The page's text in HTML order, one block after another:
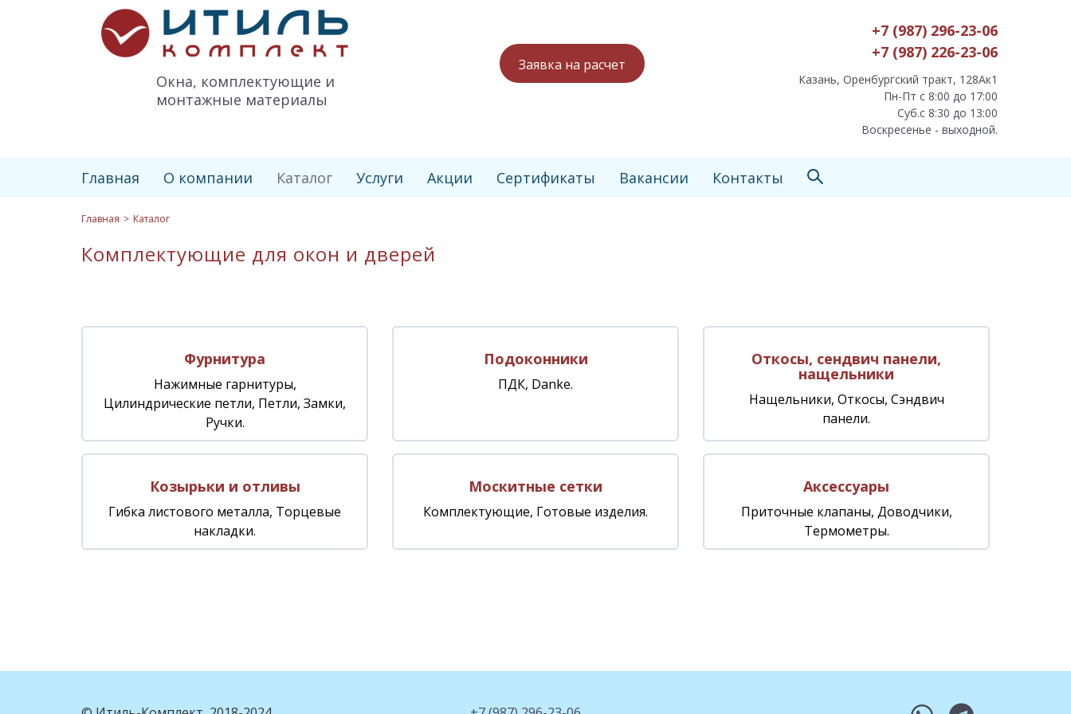
Итиль-
Комплект
logo
Окна, комплектующие и
монтажные материалы
Заявка на расчет
+7 (987) 296-23-06
+7 (987) 226-23-06
Казань, Оренбургский тракт, 128Ак1
Пн-Пт с 8:00 до 17:00
Суб.с 8:30 до 13:00
Воскресенье - выходной.
Главная О компании Каталог Услуги Акции Сертификаты Вакансии Контакты
Главная Каталог
Комплектующие для окон и дверей
Фурнитура
Нажимные гарнитуры,
Цилиндрические петли, Петли, Замки,
Ручки.
Подоконники
ПДК, Danke.
Откосы, сендвич панели,
нащельники
Нащельники, Откосы, Сэндвич
панели.
Козырьки и отливы
Гибка листового металла, Торцевые
накладки.
Москитные сетки
Комплектующие, Готовые изделия.
Аксессуары
Приточные клапаны, Доводчики,
Термометры.